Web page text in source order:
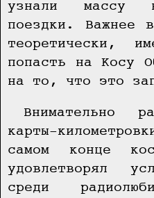
узнали массу
поездки. Важнее
теоретически,
попасть на Косу
на то, что это
Внимательно
карты-
самом конце
удовлетворял
среди